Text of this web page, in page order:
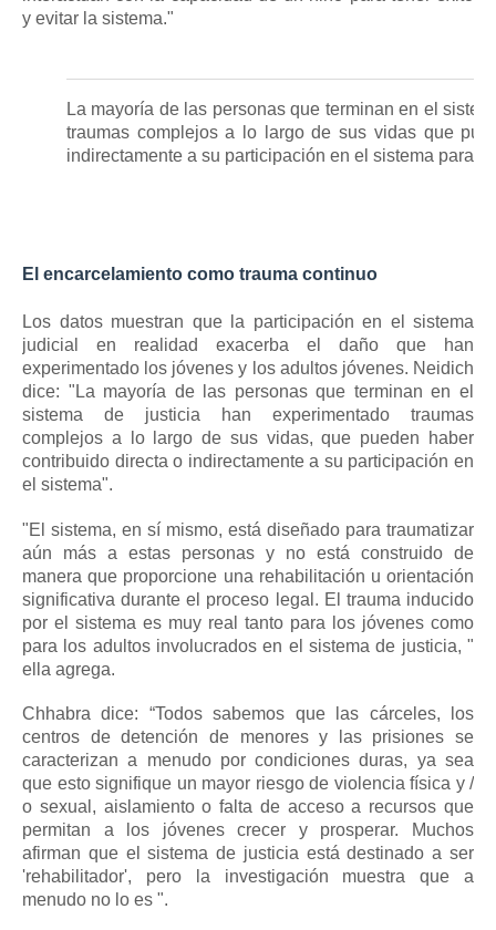
y evitar la sistema."
La mayoría de las personas que terminan en el
traumas complejos a lo largo de sus vidas que
indirectamente a su participación en el sistema para
El encarcelamiento como trauma continuo
Los datos muestran que la participación en el sistema
judicial en realidad exacerba el daño que han
experimentado los jóvenes y los adultos jóvenes. Neidich
dice: "La mayoría de las personas que terminan en el
sistema de justicia han experimentado traumas
complejos a lo largo de sus vidas, que pueden haber
contribuido directa o indirectamente a su participación en
el sistema".
"El sistema, en sí mismo, está diseñado para traumatizar
aún más a estas personas y no está construido de
manera que proporcione una rehabilitación u orientación
significativa durante el proceso legal. El trauma inducido
por el sistema es muy real tanto para los jóvenes como
para los adultos involucrados en el sistema de justicia, "
ella agrega.
Chhabra dice: “Todos sabemos que las cárceles, los
centros de detención de menores y las prisiones se
caracterizan a menudo por condiciones duras, ya sea
que esto signifique un mayor riesgo de violencia física y /
o sexual, aislamiento o falta de acceso a recursos que
permitan a los jóvenes crecer y prosperar.
Muchos
afirman que el sistema de justicia está destinado a ser
'rehabilitador', pero la investigación muestra que a
menudo no lo es ".